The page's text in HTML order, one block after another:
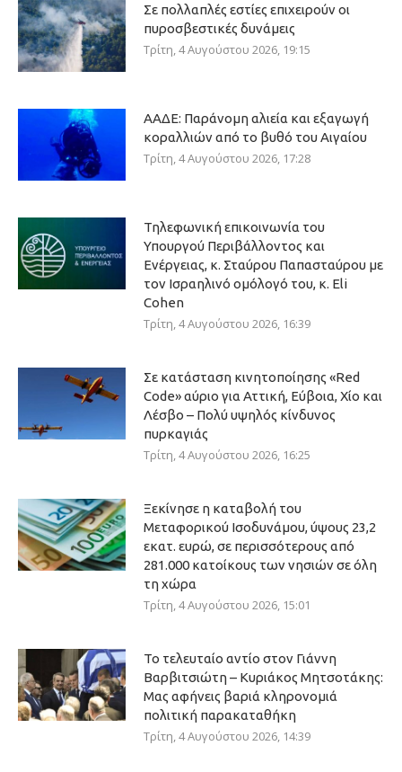
Σε πολλαπλές εστίες επιχειρούν οι
πυροσβεστικές δυνάμεις
Τρίτη, 4 Αυγούστου 2026, 19:15
ΑΑΔΕ: Παράνομη αλιεία και εξαγωγή
κοραλλιών από το βυθό του Αιγαίου
Τρίτη, 4 Αυγούστου 2026, 17:28
Τηλεφωνική επικοινωνία του
Υπουργού Περιβάλλοντος και
Ενέργειας, κ. Σταύρου Παπασταύρου με
τον Ισραηλινό ομόλογό του, κ. Eli
Cohen
Τρίτη, 4 Αυγούστου 2026, 16:39
Σε κατάσταση κινητοποίησης «Red
Code» αύριο για Αττική, Εύβοια, Χίο και
Λέσβο – Πολύ υψηλός κίνδυνος
πυρκαγιάς
Τρίτη, 4 Αυγούστου 2026, 16:25
Ξεκίνησε η καταβολή του
Μεταφορικού Ισοδυνάμου, ύψους 23,2
εκατ. ευρώ, σε περισσότερους από
281.000 κατοίκους των νησιών σε όλη
τη χώρα
Τρίτη, 4 Αυγούστου 2026, 15:01
Το τελευταίο αντίο στον Γιάννη
Βαρβιτσιώτη – Κυριάκος Μητσοτάκης:
Μας αφήνεις βαριά κληρονομιά
πολιτική παρακαταθήκη
Τρίτη, 4 Αυγούστου 2026, 14:39